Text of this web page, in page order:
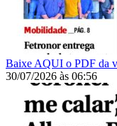
Baixe AQUI o PDF da
30/07/2026 às 06:56